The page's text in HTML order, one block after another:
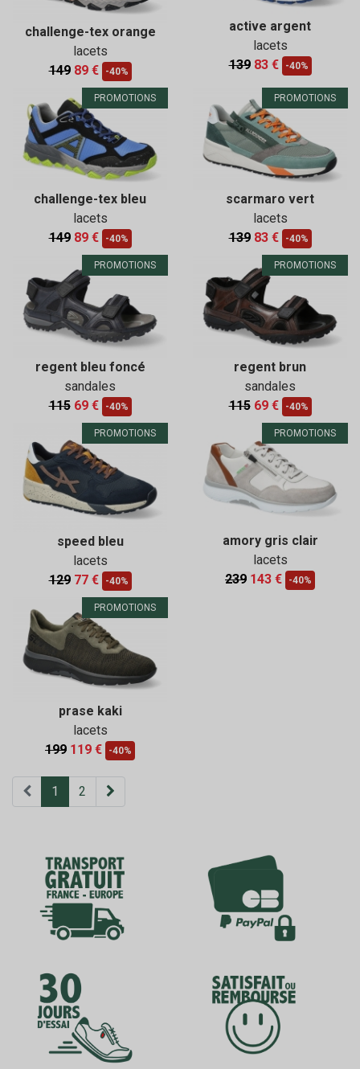
challenge-tex orange
lacets
149 89 € -40%
active argent
lacets
139 83 € -40%
PROMOTIONS
challenge-tex bleu
lacets
149 89 € -40%
PROMOTIONS
scarmaro vert
lacets
139 83 € -40%
PROMOTIONS
regent bleu foncé
sandales
115 69 € -40%
PROMOTIONS
regent brun
sandales
115 69 € -40%
PROMOTIONS
speed bleu
lacets
129 77 € -40%
PROMOTIONS
amory gris clair
lacets
239 143 € -40%
PROMOTIONS
prase kaki
lacets
199 119 € -40%
1 2